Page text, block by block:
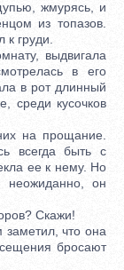
жмурясь, и
из топазов.
груди.
выдвигала
в его
в рот длинный
среди кусочков
на прощание.
всегда быть с
ее к нему. Но
он
Скажи!
что она
бросают